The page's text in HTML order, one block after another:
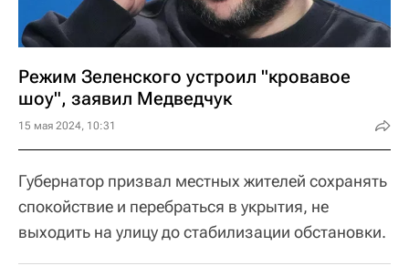
Режим Зеленского устроил "кровавое
шоу", заявил Медведчук
15 мая 2024, 10:31
Губернатор призвал местных жителей сохранять
спокойствие и перебраться в укрытия, не
выходить на улицу до стабилизации обстановки.